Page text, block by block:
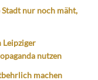
nur noch mäht,
Leipziger
nutzen
machen